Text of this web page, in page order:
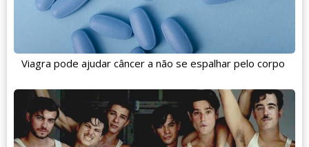
Viagra pode ajudar câncer a não se espalhar pelo corpo